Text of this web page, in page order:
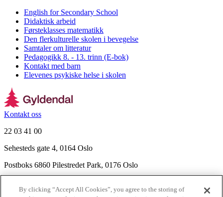
English for Secondary School
Didaktisk arbeid
Førsteklasses matematikk
Den flerkulturelle skolen i bevegelse
Samtaler om litteratur
Pedagogikk 8. - 13. trinn (E-bok)
Kontakt med barn
Elevenes psykiske helse i skolen
Kontakt oss
22 03 41 00
Sehesteds gate 4, 0164 Oslo
Postboks 6860 Pilestredet Park, 0176 Oslo
By clicking “Accept All Cookies”, you agree to the storing of